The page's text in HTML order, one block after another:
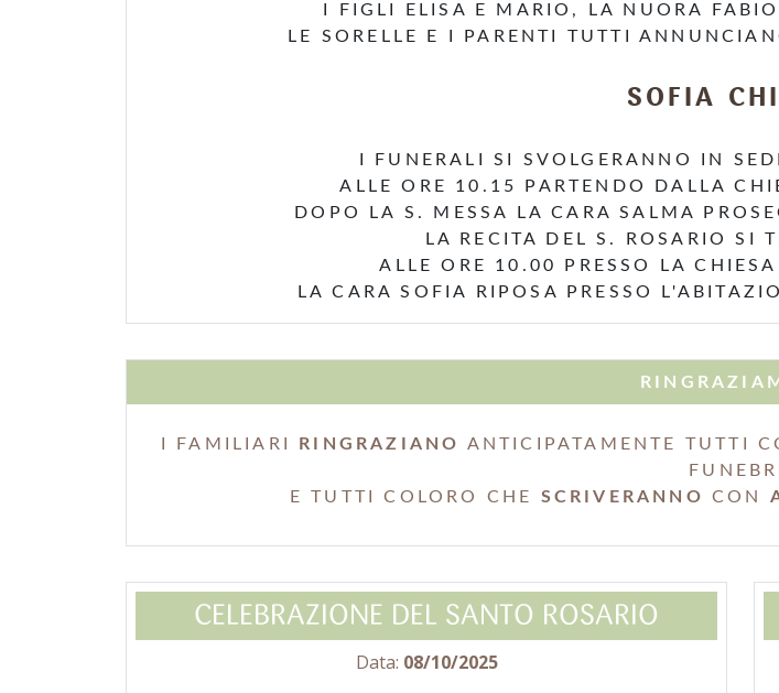
I FIGLI ELISA E MARIO, LA NUORA
LE SORELLE E I PARENTI TUTTI
SOFIA
I FUNERALI SI SVOLGERANNO IN
ALLE ORE 10.15 PARTENDO DALLA
DOPO LA S. MESSA LA CARA SALMA
LA RECITA DEL S. ROSARIO SI
ALLE ORE 10.00 PRESSO LA
LA CARA SOFIA RIPOSA PRESSO
I FAMILIARI RINGRAZIANO ANTICIPATAMENTE TUTTI
E TUTTI COLORO CHE SCRIVERANNO CON
CELEBRAZIONE DEL SANTO ROSARIO
Data: 08/10/2025